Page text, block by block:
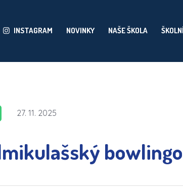
INSTAGRAM NOVINKY NAŠE ŠKOLA
27. 11. 2025